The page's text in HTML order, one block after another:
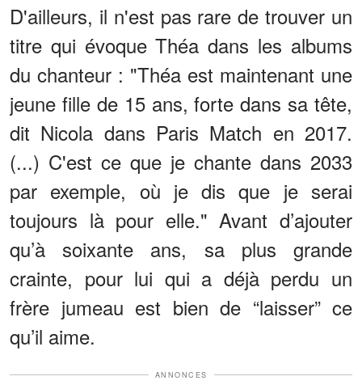
D'ailleurs, il n'est pas rare de trouver un
titre qui évoque Théa dans les albums
du chanteur : "Théa est maintenant une
jeune fille de 15 ans, forte dans sa tête,
dit Nicola dans Paris Match en 2017.
(...) C'est ce que je chante dans 2033
par exemple, où je dis que je serai
toujours là pour elle." Avant d’ajouter
qu’à soixante ans, sa plus grande
crainte, pour lui qui a déjà perdu un
frère jumeau est bien de “laisser” ce
qu’il aime.
ANNONCES